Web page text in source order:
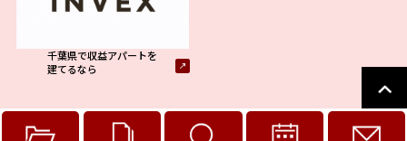
千葉県で収益アパートを
建てるなら